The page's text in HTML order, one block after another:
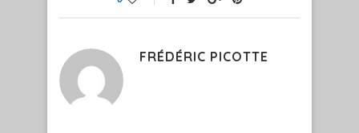
FRÉDÉRIC PICOTTE